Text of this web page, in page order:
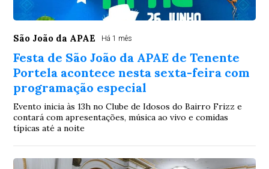
São João da APAE Há 1 mês
Festa de São João da APAE de Tenente
Portela acontece nesta sexta-feira com
programação especial
Evento inicia às 13h no Clube de Idosos do Bairro Frizz e
contará com apresentações, música ao vivo e comidas
típicas até a noite